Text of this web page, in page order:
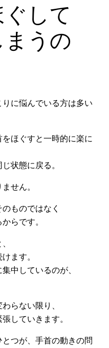
して
まうの
に悩んでいる方は多い
ほぐすと一時的に楽に
状態に戻る。
せん。
ものではなく
らです。
ます。
中しているのが、
らない限り、
していきます。
つが、手首の動きの問